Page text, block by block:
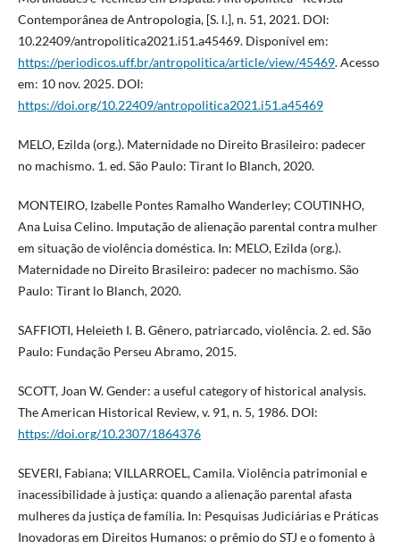
Contemporânea de Antropologia, [S. l.], n. 51, 2021. DOI:
10.22409/antropolitica2021.i51.a45469. Disponível em:
https://periodicos.uff.br/antropolitica/article/view/45469. Acesso
em: 10 nov. 2025. DOI:
https://doi.org/10.22409/antropolitica2021.i51.a45469
MELO, Ezilda (org.). Maternidade no Direito Brasileiro: padecer
no machismo. 1. ed. São Paulo: Tirant lo Blanch, 2020.
MONTEIRO, Izabelle Pontes Ramalho Wanderley; COUTINHO,
Ana Luisa Celino. Imputação de alienação parental contra mulher
em situação de violência doméstica. In: MELO, Ezilda (org.).
Maternidade no Direito Brasileiro: padecer no machismo. São
Paulo: Tirant lo Blanch, 2020.
SAFFIOTI, Heleieth I. B. Gênero, patriarcado, violência. 2. ed. São
Paulo: Fundação Perseu Abramo, 2015.
SCOTT, Joan W. Gender: a useful category of historical analysis.
The American Historical Review, v. 91, n. 5, 1986. DOI:
https://doi.org/10.2307/1864376
SEVERI, Fabiana; VILLARROEL, Camila. Violência patrimonial e
inacessibilidade à justiça: quando a alienação parental afasta
mulheres da justiça de família. In: Pesquisas Judiciárias e Práticas
Inovadoras em Direitos Humanos: o prêmio do STJ e o fomento à